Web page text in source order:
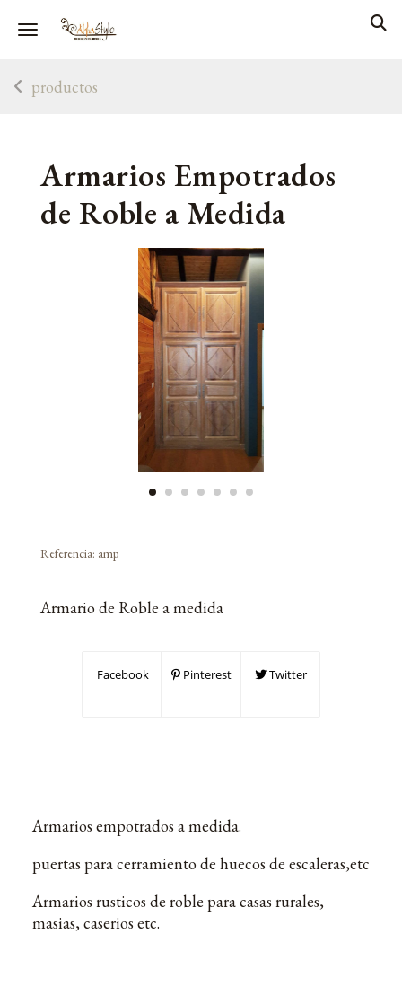
Toggle navigation
productos
Armarios Empotrados
de Roble a Medida
Referencia: amp
Armario de Roble a medida
Facebook Pinterest Twitter
Armarios empotrados a medida.
puertas para cerramiento de huecos de escaleras,etc
Armarios rusticos de roble para casas rurales,
masias, caserios etc.